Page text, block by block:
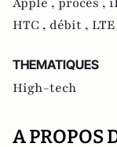
HTC , débit , LTE
THEMATIQUES
High-tech
A PROPOS